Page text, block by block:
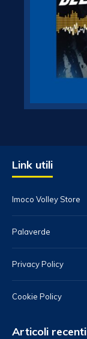
Link utili
Imoco Volley Store
Palaverde
Privacy Policy
Cookie Policy
Articoli recenti